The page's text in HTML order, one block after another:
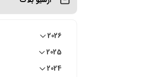
2026
2025
2024